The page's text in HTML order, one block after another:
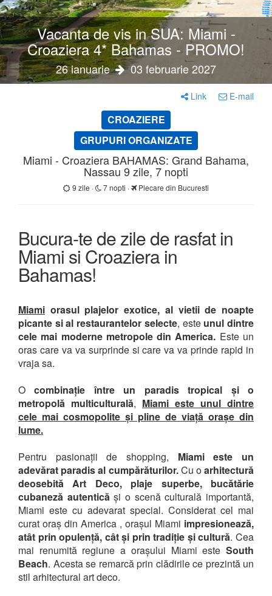
Vacanta de vis in SUA: Miami -
Croaziera 4* Bahamas - PROMO!
26 ianuarie 03 februarie 2027
Link E-mail
CROAZIERE
GRUPURI ORGANIZATE
Miami - Croaziera BAHAMAS: Grand Bahama,
Nassau 9 zile, 7 nopti
9 zile · 7 nopti · Plecare din Bucuresti
Bucura-te de zile de rasfat in
Miami si Croaziera in
Bahamas!
Miami orasul plajelor exotice, al vietii de noapte
picante si al restaurantelor selecte, este unul dintre
cele mai moderne metropole din America. Este un
oras care va va surprinde si care va va prinde rapid in
vraja sa.
Ocombinație între un paradis tropical și o
metropolă multiculturală, Miami este unul dintre
cele mai cosmopolite și pline de viață orașe din
lume.
Pentru pasionații de shopping, Miami este un
adevărat paradis al cumpărăturilor.Cu oarhitectură
deosebită Art Deco, plaje superbe, bucătărie
cubaneză autenticăși o scenă culturală importantă,
Miami este cu adevarat special. Considerat cel mai
curat oraș din America , orașul Miami impresionează,
atât prin opulență, cât și prin tradiție și cultură. Cea
mai renumită regiune a orașului Miami este South
Beach. Acesta se remarcă prin clădirile ce prezintă un
stil arhitectural art deco.